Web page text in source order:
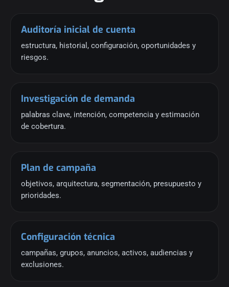
Auditoría inicial de cuenta
estructura, historial, configuración, oportunidades y
riesgos.
Investigación de demanda
palabras clave, intención, competencia y estimación
de cobertura.
Plan de campaña
objetivos, arquitectura, segmentación, presupuesto y
prioridades.
Configuración técnica
campañas, grupos, anuncios, activos, audiencias y
exclusiones.